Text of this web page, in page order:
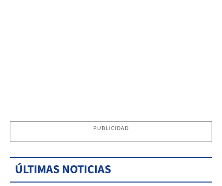
PUBLICIDAD
ÚLTIMAS NOTICIAS